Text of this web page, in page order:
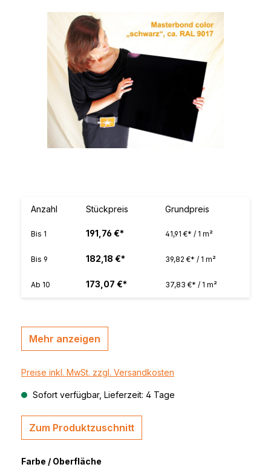
Bildergalerie überspringen
Anzahl Stückpreis Grundpreis
Bis 1 191,76 €* 41,91 €* / 1 m²
Bis 9 182,18 €* 39,82 €* / 1 m²
Ab 10 173,07 €* 37,83 €* / 1 m²
Mehr anzeigen
Preise inkl. MwSt. zzgl. Versandkosten
Sofort verfügbar, Lieferzeit: 4 Tage
Zum Produktzuschnitt
Farbe / Oberfläche